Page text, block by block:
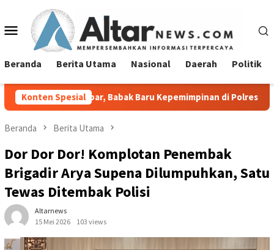
konten Menu
Mobile
Beranda Berita Utama Nasional Daerah Politik
Konten Spesial
Babak Baru Kepemimpinan di Polresta Bandar Lampung
Beranda Berita Utama
Dor Dor Dor! Komplotan Penembak
Brigadir Arya Supena Dilumpuhkan, Satu
Tewas Ditembak Polisi
Altarnews
15 Mei 2026
103 views